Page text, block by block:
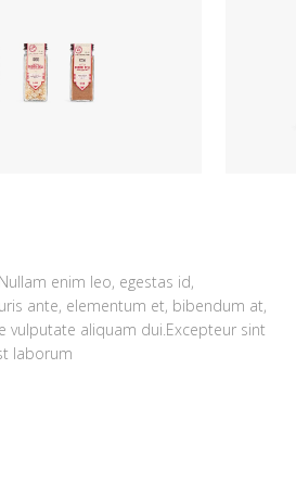
enim leo, egestas id,
ante, elementum et, bibendum at,
vulputate aliquam dui.Excepteur sint
laborum